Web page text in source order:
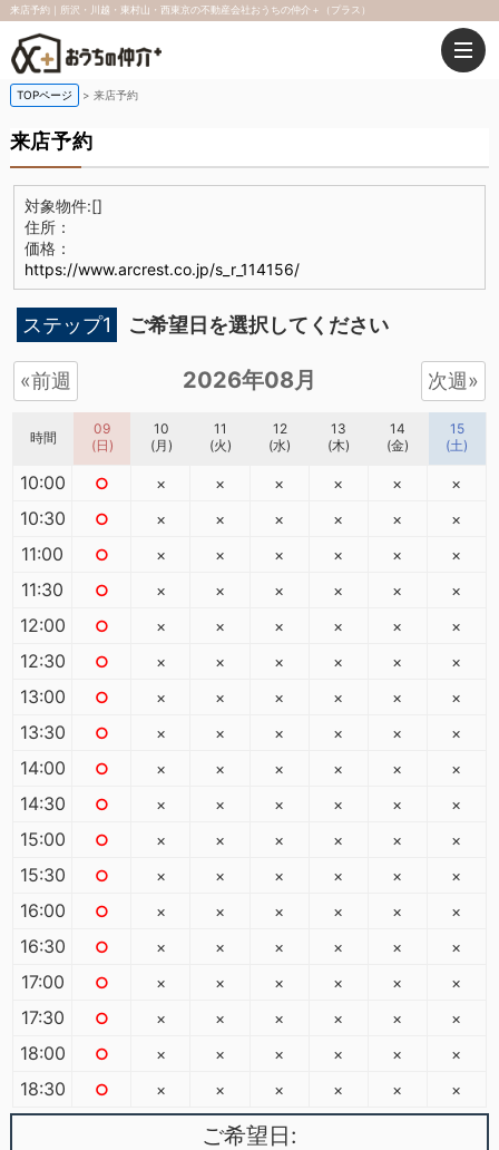
来店予約｜所沢・川越・東村山・西東京の不動産会社おうちの仲介＋（プラス）
TOPページ 来店予約
来店予約
対象物件:[]
住所：
価格：
https://www.arcrest.co.jp/s_r_114156/
ステップ1 ご希望日を選択してください
«前週 2026年08月 次週»
時間
10:00
10:30
11:00
11:30
12:00
12:30
13:00
13:30
14:00
14:30
15:00
15:30
16:00
16:30
17:00
17:30
18:00
18:30
09
(日)
○
○
○
○
○
○
○
○
○
○
○
○
○
○
○
○
○
○
10
(月)
×
×
×
×
×
×
×
×
×
×
×
×
×
×
×
×
×
×
11
(火)
×
×
×
×
×
×
×
×
×
×
×
×
×
×
×
×
×
×
12
(水)
×
×
×
×
×
×
×
×
×
×
×
×
×
×
×
×
×
×
13
(木)
×
×
×
×
×
×
×
×
×
×
×
×
×
×
×
×
×
×
14
(金)
×
×
×
×
×
×
×
×
×
×
×
×
×
×
×
×
×
×
15
(土)
×
×
×
×
×
×
×
×
×
×
×
×
×
×
×
×
×
×
ご希望日: